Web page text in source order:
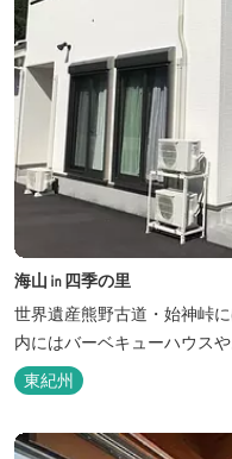
海山㏌四季の里
世界遺産熊野古道・始神峠
内にはバーベキューハウス
東紀州